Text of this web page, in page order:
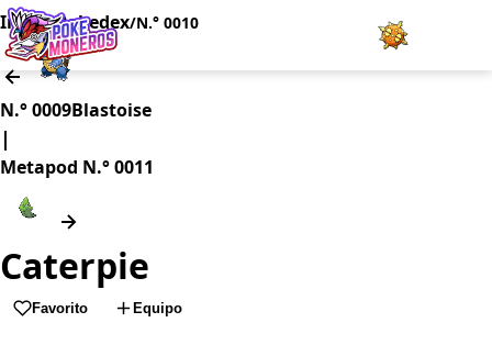
Juegos
Pokédex
Team Builder
Tabla de Tipos
Inicio/Pokedex/N.° 0010
N.° 0009Blastoise
|
Metapod N.° 0011
Caterpie
Favorito Equipo